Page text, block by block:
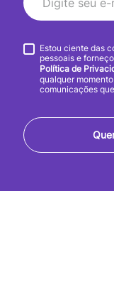
Estou ciente das
pessoais e
Política de
qualquer
comunicações